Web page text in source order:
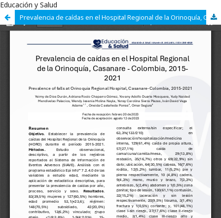
Educación y Salud
Prevalencia de caídas en el Hospital Regional de la Orinoquía, Casanare - Colombia, 2015-2021